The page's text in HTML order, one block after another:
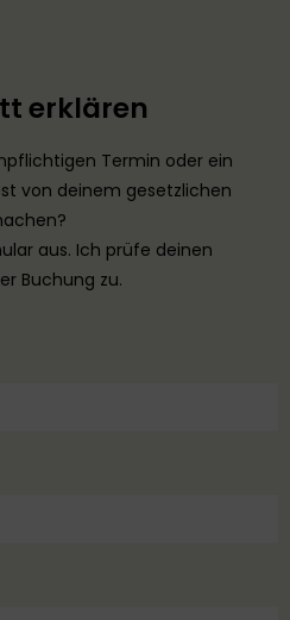
erklären
Termin oder ein
von deinem gesetzlichen
aus. Ich prüfe deinen
Buchung zu.